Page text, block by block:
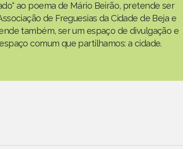
ao poema de Mário Beirão, pretende ser
de Freguesias da Cidade de Beja e
também, ser um espaço de divulgação e
comum que partilhamos: a cidade.